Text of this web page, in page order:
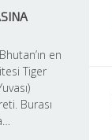
en
Tiger
Burası